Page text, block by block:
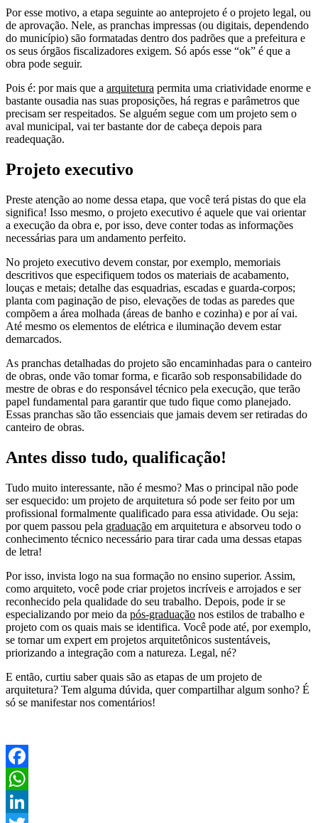
Por esse motivo, a etapa seguinte ao anteprojeto é o projeto legal, ou
de aprovação. Nele, as pranchas impressas (ou digitais, dependendo
do município) são formatadas dentro dos padrões que a prefeitura e
os seus órgãos fiscalizadores exigem. Só após esse “ok” é que a
obra pode seguir.
Pois é: por mais que a arquitetura permita uma criatividade enorme e
bastante ousadia nas suas proposições, há regras e parâmetros que
precisam ser respeitados. Se alguém segue com um projeto sem o
aval municipal, vai ter bastante dor de cabeça depois para
readequação.
Projeto executivo
Preste atenção ao nome dessa etapa, que você terá pistas do que ela
significa! Isso mesmo, o projeto executivo é aquele que vai orientar
a execução da obra e, por isso, deve conter todas as informações
necessárias para um andamento perfeito.
No projeto executivo devem constar, por exemplo, memoriais
descritivos que especifiquem todos os materiais de acabamento,
louças e metais; detalhe das esquadrias, escadas e guarda-corpos;
planta com paginação de piso, elevações de todas as paredes que
compõem a área molhada (áreas de banho e cozinha) e por aí vai.
Até mesmo os elementos de elétrica e iluminação devem estar
demarcados.
As pranchas detalhadas do projeto são encaminhadas para o canteiro
de obras, onde vão tomar forma, e ficarão sob responsabilidade do
mestre de obras e do responsável técnico pela execução, que terão
papel fundamental para garantir que tudo fique como planejado.
Essas pranchas são tão essenciais que jamais devem ser retiradas do
canteiro de obras.
Antes disso tudo, qualificação!
Tudo muito interessante, não é mesmo? Mas o principal não pode
ser esquecido: um projeto de arquitetura só pode ser feito por um
profissional formalmente qualificado para essa atividade. Ou seja:
por quem passou pela graduação em arquitetura e absorveu todo o
conhecimento técnico necessário para tirar cada uma dessas etapas
de letra!
Por isso, invista logo na sua formação no ensino superior. Assim,
como arquiteto, você pode criar projetos incríveis e arrojados e ser
reconhecido pela qualidade do seu trabalho. Depois, pode ir se
especializando por meio da pós-graduação nos estilos de trabalho e
projeto com os quais mais se identifica. Você pode até, por exemplo,
se tornar um expert em projetos arquitetônicos sustentáveis,
priorizando a integração com a natureza. Legal, né?
E então, curtiu saber quais são as etapas de um projeto de
arquitetura? Tem alguma dúvida, quer compartilhar algum sonho? É
só se manifestar nos comentários!
Facebook
WhatsApp